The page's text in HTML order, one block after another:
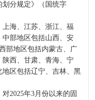
划分规定》（国统字
海、江苏、浙江、福
中部地区包括山西、安
部地区包括内蒙古、广
西、甘肃、青海、宁
地区包括辽宁、吉林、黑
2025年3月份以来的固